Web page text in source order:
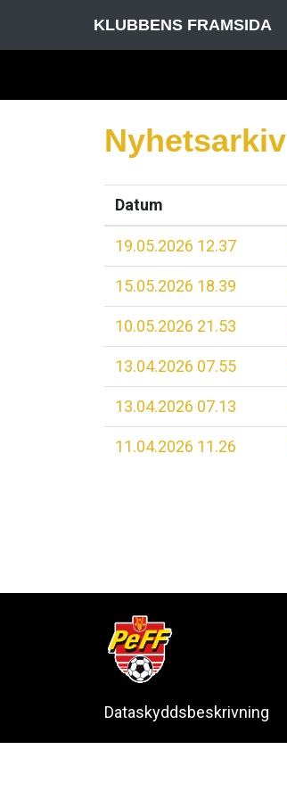
KLUBBENS FRAMSIDA
Nyhetsarkiv
Datum
19.05.2026 12.37
15.05.2026 18.39
10.05.2026 21.53
13.04.2026 07.55
13.04.2026 07.13
11.04.2026 11.26
Dataskyddsbeskrivning